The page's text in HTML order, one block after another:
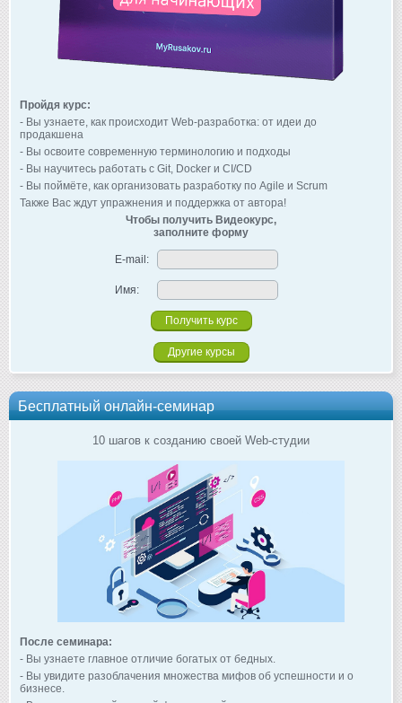
Пройдя курс:
- Вы узнаете, как происходит Web-разработка: от идеи до
продакшена
- Вы освоите современную терминологию и подходы
- Вы научитесь работать с Git, Docker и CI/CD
- Вы поймёте, как организовать разработку по Agile и Scrum
Также Вас ждут упражнения и поддержка от автора!
Чтобы получить Видеокурс,
заполните форму
E-mail:
Имя:
Другие курсы
Бесплатный онлайн-семинар
10 шагов к созданию своей Web-студии
После семинара:
- Вы узнаете главное отличие богатых от бедных.
- Вы увидите разоблачения множества мифов об успешности и о
бизнесе.